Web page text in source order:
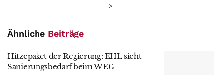
>
Ähnliche Beiträge
Hitzepaket der Regierung: EHL sieht
Sanierungsbedarf beim WEG